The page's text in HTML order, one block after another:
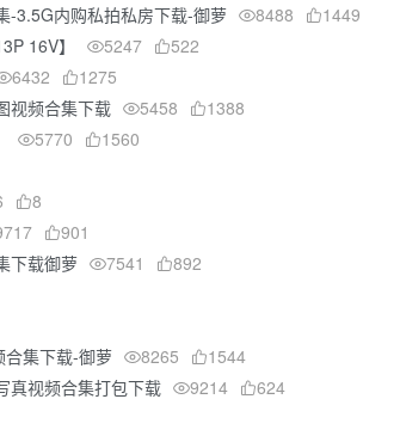
-3.5G内购私拍私房下载-御萝 8488
1449
16V】 5247
522
6432
1275
视频合集下载 5458
1388
5770
1560
8
901
下载御萝 7541
892
合集下载-御萝 8265
1544
真视频合集打包下载 9214
624